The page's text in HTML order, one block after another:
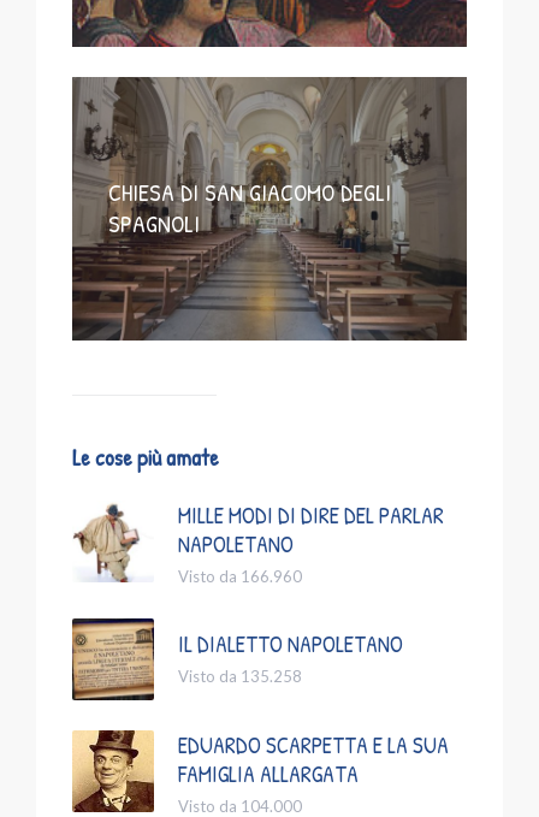
CHIESA DI SAN GIACOMO DEGLI
SPAGNOLI
Le cose più amate
MILLE MODI DI DIRE DEL PARLAR
NAPOLETANO
Visto da 166.960
IL DIALETTO NAPOLETANO
Visto da 135.258
EDUARDO SCARPETTA E LA SUA
FAMIGLIA ALLARGATA
Visto da 104.000